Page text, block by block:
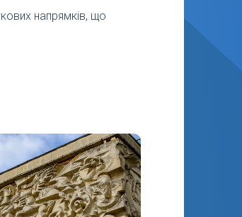
напрямків, що